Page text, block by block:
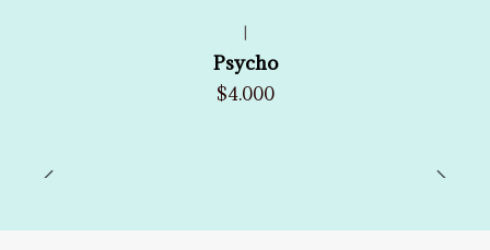
Psycho
$4.000